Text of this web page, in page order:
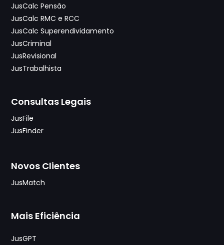
JusCalc Pensão
JusCalc RMC e RCC
JusCalc Superendividamento
JusCriminal
JusRevisional
JusTrabalhista
Consultas Legais
JusFile
JusFinder
Novos Clientes
JusMatch
Mais Eficiência
JusGPT